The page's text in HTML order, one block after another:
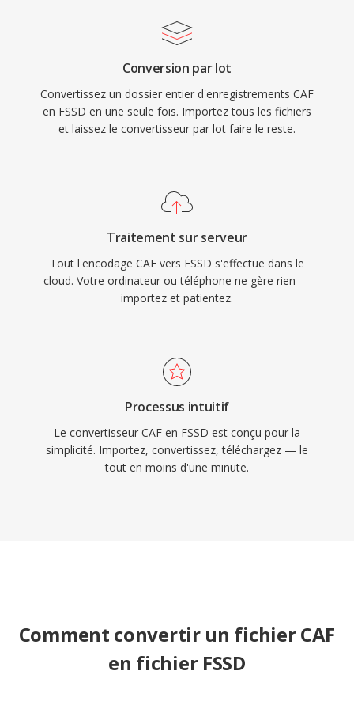
Conversion par lot
Convertissez un dossier entier d'enregistrements CAF
en FSSD en une seule fois. Importez tous les fichiers
et laissez le convertisseur par lot faire le reste.
Traitement sur serveur
Tout l'encodage CAF vers FSSD s'effectue dans le
cloud. Votre ordinateur ou téléphone ne gère rien —
importez et patientez.
Processus intuitif
Le convertisseur CAF en FSSD est conçu pour la
simplicité. Importez, convertissez, téléchargez — le
tout en moins d'une minute.
Comment convertir un fichier CAF
en fichier FSSD